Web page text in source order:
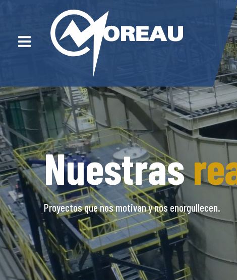
Nuestras
Proyectos que nos motivan y nos enorgullecen.